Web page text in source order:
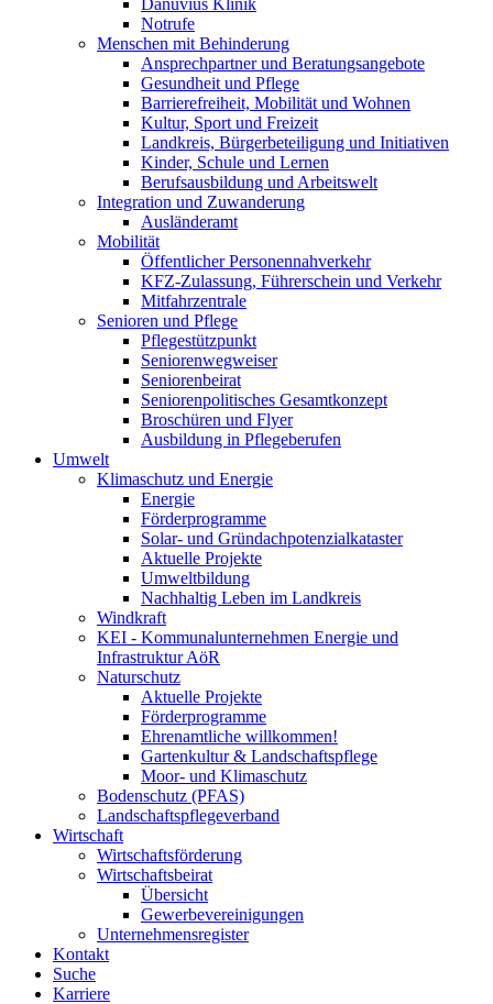
Danuvius Klinik
Notrufe
Menschen mit Behinderung
Ansprechpartner und Beratungsangebote
Gesundheit und Pflege
Barrierefreiheit, Mobilität und Wohnen
Kultur, Sport und Freizeit
Landkreis, Bürgerbeteiligung und Initiativen
Kinder, Schule und Lernen
Berufsausbildung und Arbeitswelt
Integration und Zuwanderung
Ausländeramt
Mobilität
Öffentlicher Personennahverkehr
KFZ-Zulassung, Führerschein und Verkehr
Mitfahrzentrale
Senioren und Pflege
Pflegestützpunkt
Seniorenwegweiser
Seniorenbeirat
Seniorenpolitisches Gesamtkonzept
Broschüren und Flyer
Ausbildung in Pflegeberufen
Umwelt
Klimaschutz und Energie
Energie
Förderprogramme
Solar- und Gründachpotenzialkataster
Aktuelle Projekte
Umweltbildung
Nachhaltig Leben im Landkreis
Windkraft
KEI - Kommunalunternehmen Energie und
Infrastruktur AöR
Naturschutz
Aktuelle Projekte
Förderprogramme
Ehrenamtliche willkommen!
Gartenkultur & Landschaftspflege
Moor- und Klimaschutz
Bodenschutz (PFAS)
Landschaftspflegeverband
Wirtschaft
Wirtschaftsförderung
Wirtschaftsbeirat
Übersicht
Gewerbevereinigungen
Unternehmensregister
Kontakt
Suche
Karriere